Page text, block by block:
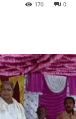
0
170